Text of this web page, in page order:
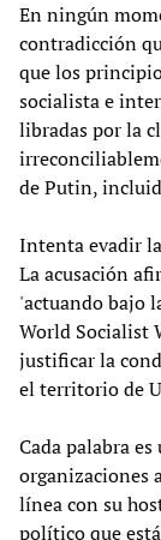
En ningún
contradicción
que los
socialista e
libradas por la
de Putin,
Intenta evadir
La acusación
'actuando bajo
World Socialist
justificar la
el territorio de
Cada palabra
organizaciones
línea con su
político que